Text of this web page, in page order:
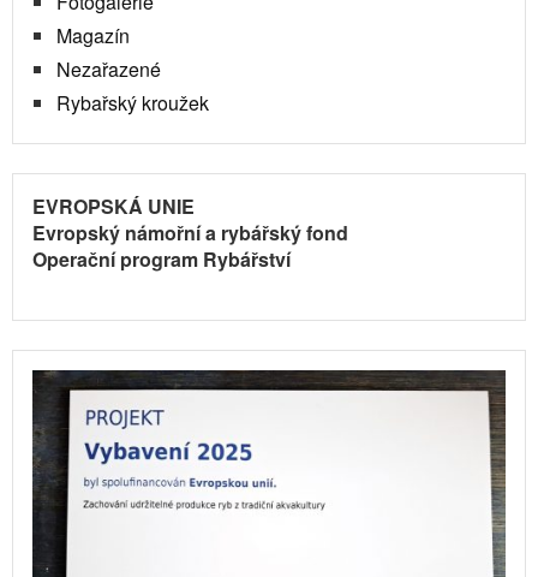
Magazín
Nezařazené
Rybařský kroužek
EVROPSKÁ UNIE
Evropský námořní a rybářský fond
Operační program Rybářství